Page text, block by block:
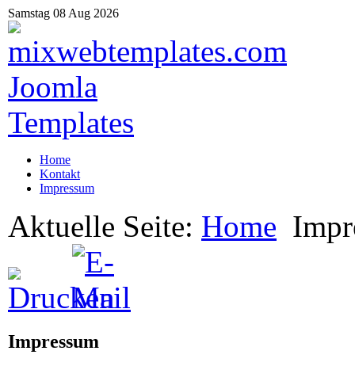
Samstag 08 Aug 2026
Home
Kontakt
Impressum
Aktuelle Seite: Home
Impressum